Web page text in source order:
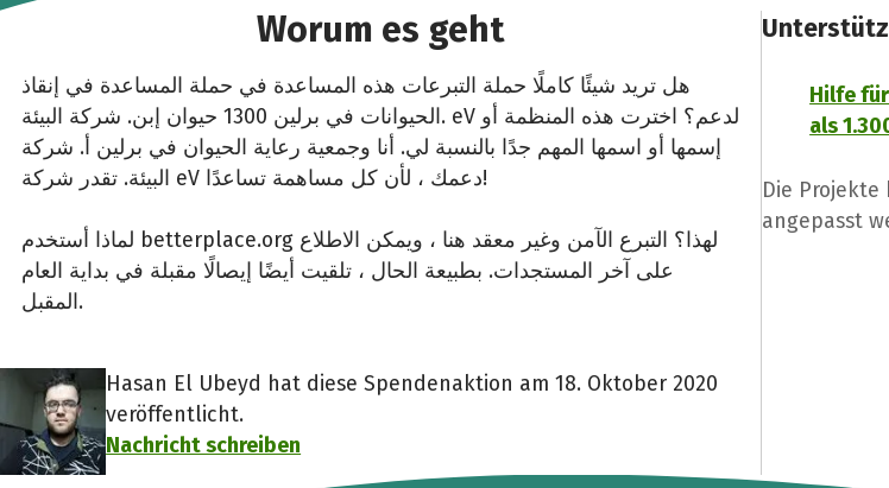
Worum es geht
هل تريد شيئًا كاملًا حملة التبرعات هذه المساعدة في حملة المساعدة في إنقاذ
الحيوانات في برلين 1300 حيوان إبن. شركة البيئة. eV لدعم؟ اخترت هذه المنظمة أو
إسمها أو اسمها المهم جدًا بالنسبة لي. أنا وجمعية رعاية الحيوان في برلين أ. شركة
البيئة. تقدر شركة eV دعمك ، لأن كل مساهمة تساعدًا!
لماذا أستخدم betterplace.org لهذا؟ التبرع الآمن وغير معقد هنا ، ويمكن الاطلاع
على آخر المستجدات. بطبيعة الحال ، تلقيت أيضًا إيصالًا مقبلة في بداية العام
المقبل.
Hasan El Ubeyd hat diese Spendenaktion am 18. Oktober 2020
veröffentlicht.
Nachricht schreiben
Hilfe
als
Die
angepasst